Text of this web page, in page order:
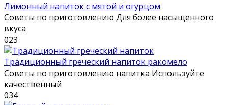
Лимонный напиток с мятой и огурцом
Советы по приготовлению Для более насыщенного
вкуса
023
Традиционный греческий напиток ракомело
Советы по приготовлению напитка Используйте
качественный
034